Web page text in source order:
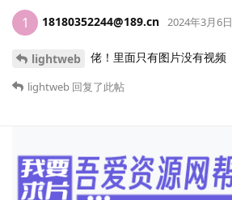
1 18180352244@189.cn 2024年3月6日
lightweb 佬！里面只有图片没有视频
lightweb 回复了此帖